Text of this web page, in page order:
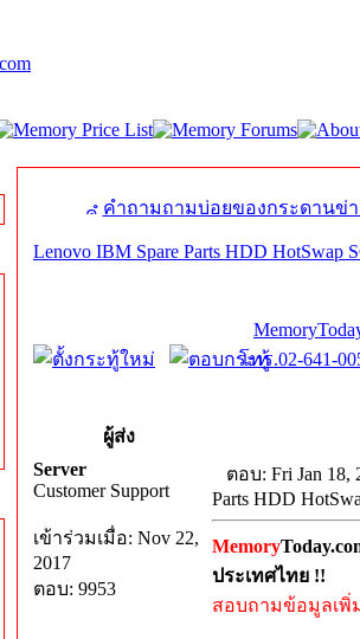
คำถามถามบ่อยของกระดานข่
Lenovo IBM Spare Parts HDD HotSwap
โทร.02-641-
ผู้ส่ง
Server
Customer Support
เข้าร่วมเมื่อ: Nov 22,
2017
ตอบ: 9953
ตอบ: Fri Jan 18,
Parts HDD
Memory
ประเทศไทย !!
สอบถามข้อมูลเพิ่